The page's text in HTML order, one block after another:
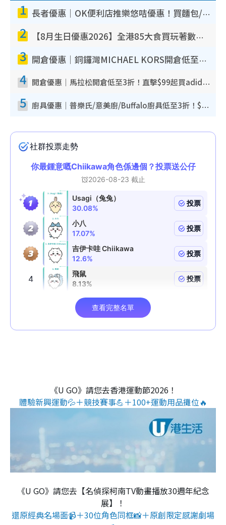
1 長者優惠｜OK便利店推樂悠咭優惠！買麵包/牛奶/保健品拍卡即減
2 【8月生日優惠2026】全港85大食買玩著數攻略 自助餐/火鍋放題同行免費＋誠品/DONKI送現金券
3 開倉優惠｜銅鑼灣MICHAEL KORS開倉低至17折！直擊$500起買手袋/銀包/鞋款 必買經典Jet Set系列
4 開倉優惠｜馬拉松開倉低至3折！直擊$99起買adidas／New Balance／Puma鞋款 STANLEY保溫杯劈價至$119起
5 廚具優惠｜普樂氏/意美廚/Buffalo廚具低至3折！$89起買煎鍋／炒鑊／個人鍋 同場小家電激減至$99起
《U GO》請您去香港運動節2026！
體驗新興運動💦＋競技賽事💪＋100+運動用品攤位🔥
《U GO》請您去【名偵探柯南TV動畫播放30週年紀念
展】！
還原經典名場面📹＋30位角色同框📸＋原創限定感謝劇場